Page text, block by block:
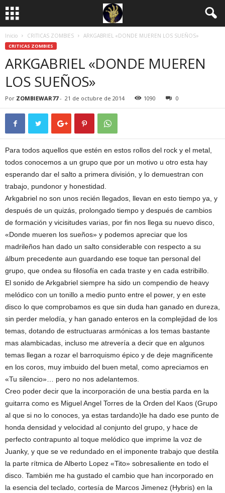
Inicio CRITICAS ZOMBIES ARKGABRIEL «DONDE MUEREN LOS SUEÑOS»
CRITICAS ZOMBIES
ARKGABRIEL «DONDE MUEREN
LOS SUEÑOS»
Por ZOMBIEWAR77- 21 de octubre de 2014 1090 0
Para todos aquellos que estén en estos rollos del rock y el metal,
todos conocemos a un grupo que por un motivo u otro esta hay
esperando dar el salto a primera división, y lo demuestran con
trabajo, pundonor y honestidad.
Arkgabriel no son unos recién llegados, llevan en esto tiempo ya, y
después de un quizás, prolongado tiempo y después de cambios
de formación y vicisitudes varias, por fin nos llega su nuevo disco,
«Donde mueren los sueños» y podemos apreciar que los
madrileños han dado un salto considerable con respecto a su
álbum precedente aun guardando ese toque tan personal del
grupo, que ondea su filosofía en cada traste y en cada estribillo.
El sonido de Arkgabriel siempre ha sido un compendio de heavy
melódico con un tonillo a medio punto entre el power, y en este
disco lo que comprobamos es que sin duda han ganado en dureza,
sin perder melodía, y han ganado enteros en la complejidad de los
temas, dotando de estructuaras armónicas a los temas bastante
mas alambicadas, incluso me atrevería a decir que en algunos
temas llegan a rozar el barroquismo épico y de deje magnificente
en los coros, muy imbuido del buen metal, como apreciamos en
«Tu silencio»… pero no nos adelantemos.
Creo poder decir que la incorporación de una bestia parda en la
guitarra como es Miguel Angel Torres de la Orden del Kaos (Grupo
al que si no lo conoces, ya estas tardando)le ha dado ese punto de
honda densidad y velocidad al conjunto del grupo, y hace de
perfecto contrapunto al toque melódico que imprime la voz de
Juanky, y que se ve redundado en el imponente trabajo que destila
la parte rítmica de Alberto Lopez «Tito» sobresaliente en todo el
disco. También me ha gustado el cambio que han incorporado en
la esencia del teclado, cortesía de Marcos Jimenez (Hybris) en la